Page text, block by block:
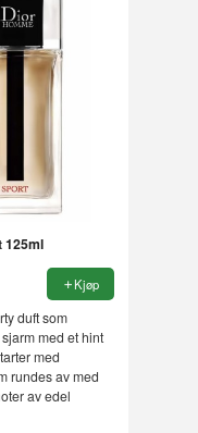
125ml
Kjøp
duft som
med et hint
med
rundes av med
av edel